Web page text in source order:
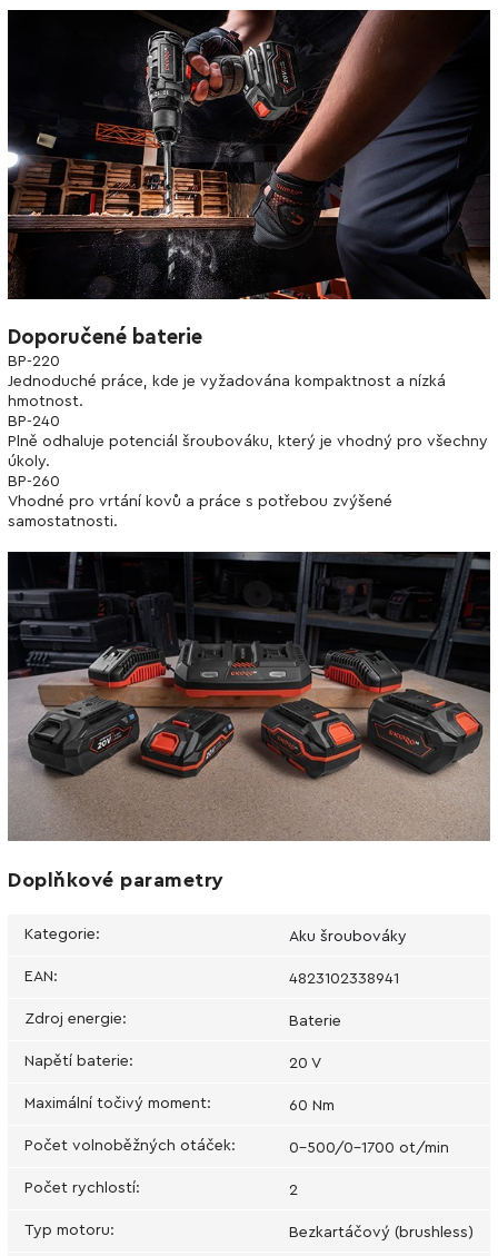
Doporučené baterie
BP-220
Jednoduché práce, kde je vyžadována kompaktnost a nízká
hmotnost.
BP-240
Plně odhaluje potenciál šroubováku, který je vhodný pro všechny
úkoly.
ВР-260
Vhodné pro vrtání kovů a práce s potřebou zvýšené
samostatnosti.
Doplňkové parametry
Kategorie: Aku šroubováky
EAN: 4823102338941
Zdroj energie: Baterie
Napětí baterie: 20 V
Maximální točivý moment: 60 Nm
Počet volnoběžných otáček: 0-500/0-1700 ot/min
Počet rychlostí: 2
Typ motoru: Bezkartáčový (brushless)